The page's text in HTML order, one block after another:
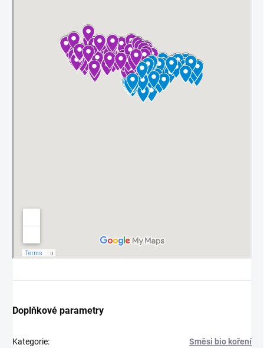
Doplňkové parametry
Kategorie: Směsi bio koření